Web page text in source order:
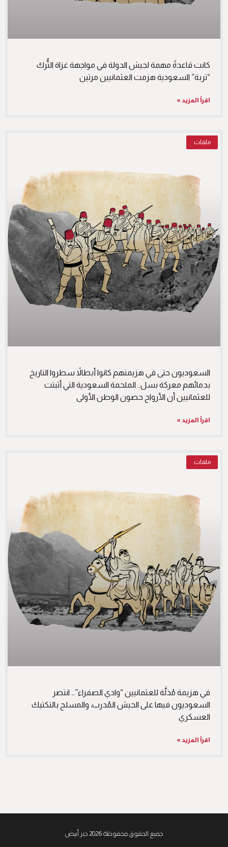
كانت قاعدةً مهمة لجيش الدولة في مواجهة غزاة التُّرك
“تربة” السعودية هزمت العثمانيين مرتين
اقرأ المزيد »
ملفات
السعوديون حتى في هزيمتهم كانوا أبطالاً سطروا التاريخ
بدمائهم معركة بسل.. الملحمة السعودية التي أثبتت
للعثمانيين أن الأرواح حصون الوطن الأولى
اقرأ المزيد »
ملفات
في هزيمة مُذلَّة للعثمانيين “وادي الصفراء”… انتصر
السعوديون فيها على الجيش المُدرب، والمسلح بالتكتيك
العسكري
اقرأ المزيد »
جميع الحقوق محفوظة 2026 حبر أبيض